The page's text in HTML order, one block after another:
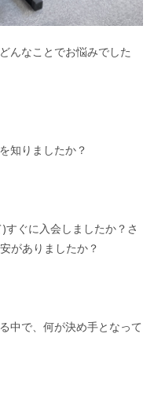
んなことでお悩みでした
知りましたか？
すぐに入会しましたか？さ
がありましたか？
中で、何が決め手となって